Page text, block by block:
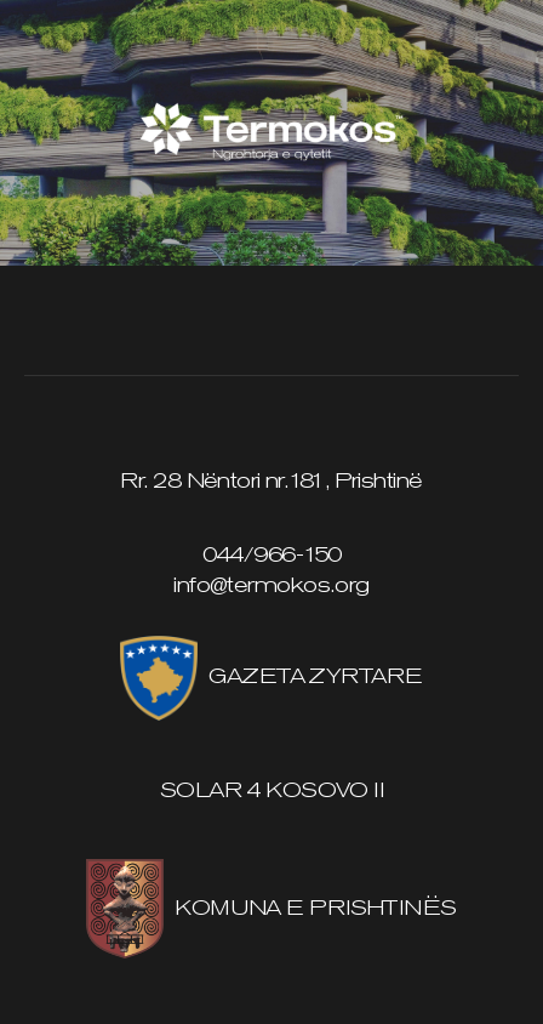
Rr. 28 Nëntori nr.181, Prishtinë
044/966-150
info@termokos.org
GAZETA ZYRTARE
SOLAR 4 KOSOVO II
KOMUNA E PRISHTINËS